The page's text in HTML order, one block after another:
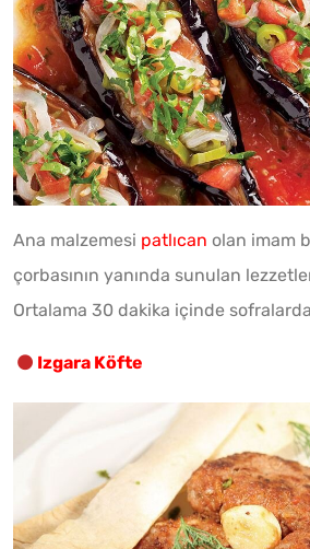
Ana malzemesi patlıcan olan imam
çorbasının yanında sunulan
Ortalama 30 dakika içinde
Izgara Köfte